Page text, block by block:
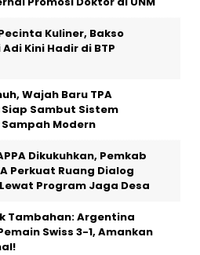
Kuliner, Bakso
Kini Hadir di BTP
Wajah Baru TPA
Sambut Sistem
Modern
Dikukuhkan, Pemkab
Perkuat Ruang Dialog
Program Jaga Desa
Tambahan: Argentina
Swiss 3-1, Amankan